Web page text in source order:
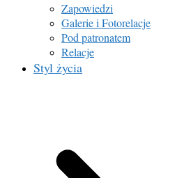
Zapowiedzi
Galerie i Fotorelacje
Pod patronatem
Relacje
Styl życia